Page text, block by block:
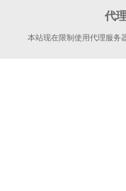
代
本站现在限制使用代理服务